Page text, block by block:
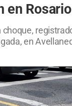
en Rosario
choque,
en